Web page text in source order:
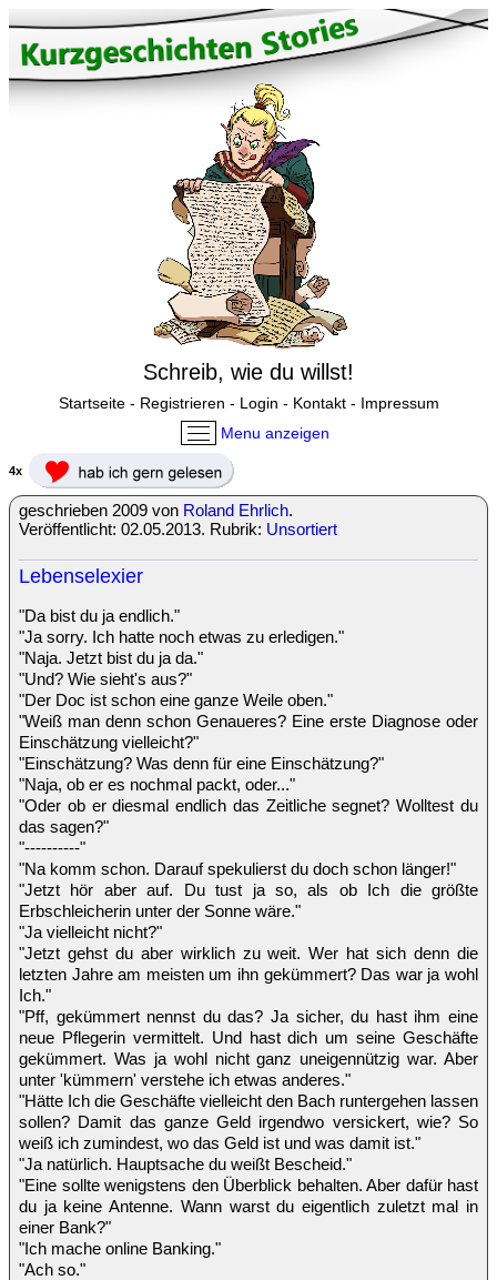
Schreib, wie du willst!
Startseite- Registrieren - Login - Kontakt- Impressum
Menu anzeigen
4x
geschrieben 2009 von Roland Ehrlich.
Veröffentlicht: 02.05.2013. Rubrik: Unsortiert
Lebenselexier
"Da bist du ja endlich."
"Ja sorry. Ich hatte noch etwas zu erledigen."
"Naja. Jetzt bist du ja da."
"Und? Wie sieht's aus?"
"Der Doc ist schon eine ganze Weile oben."
"Weiß man denn schon Genaueres? Eine erste Diagnose oder
Einschätzung vielleicht?"
"Einschätzung? Was denn für eine Einschätzung?"
"Naja, ob er es nochmal packt, oder..."
"Oder ob er diesmal endlich das Zeitliche segnet? Wolltest du
das sagen?"
"----------"
"Na komm schon. Darauf spekulierst du doch schon länger!"
"Jetzt hör aber auf. Du tust ja so, als ob Ich die größte
Erbschleicherin unter der Sonne wäre."
"Ja vielleicht nicht?"
"Jetzt gehst du aber wirklich zu weit. Wer hat sich denn die
letzten Jahre am meisten um ihn gekümmert? Das war ja wohl
Ich."
"Pff, gekümmert nennst du das? Ja sicher, du hast ihm eine
neue Pflegerin vermittelt. Und hast dich um seine Geschäfte
gekümmert. Was ja wohl nicht ganz uneigennützig war. Aber
unter 'kümmern' verstehe ich etwas anderes."
"Hätte Ich die Geschäfte vielleicht den Bach runtergehen lassen
sollen? Damit das ganze Geld irgendwo versickert, wie? So
weiß ich zumindest, wo das Geld ist und was damit ist."
"Ja natürlich. Hauptsache du weißt Bescheid."
"Eine sollte wenigstens den Überblick behalten. Aber dafür hast
du ja keine Antenne. Wann warst du eigentlich zuletzt mal in
einer Bank?"
"Ich mache online Banking."
"Ach so."